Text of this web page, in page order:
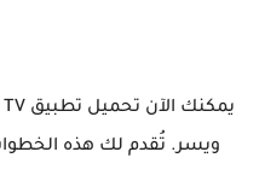
ويسر. تُقدم لك هذه